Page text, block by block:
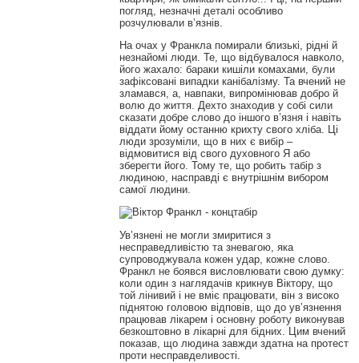
погляд, незначні деталі особливо
розчулювали в’язнів.
На очах у Франкла помирали близькі, рідні й
незнайомі люди. Те, що відбувалося навколо,
його жахало: бараки кишіли комахами, були
зафіксовані випадки канібалізму. Та вчений не
зламався, а, навпаки, випромінював добро й
волю до життя. Дехто знаходив у собі сили
сказати добре слово до іншого в’язня і навіть
віддати йому останню крихту свого хліба. Ці
люди зрозуміли, що в них є вибір –
відмовитися від свого духовного Я або
зберегти його. Тому те, що робить табір з
людиною, насправді є внутрішнім вибором
самої людини.
Ув’язнені не могли змиритися з
несправедливістю та зневагою, яка
супроводжувала кожен удар, кожне слово.
Франкл не боявся висловлювати свою думку:
коли один з наглядачів крикнув Віктору, що
той лінивий і не вміє працювати, він з високо
піднятою головою відповів, що до ув’язнення
працював лікарем і основну роботу виконував
безкоштовно в лікарні для бідних. Цим вчений
показав, що людина завжди здатна на протест
проти несправделивості.